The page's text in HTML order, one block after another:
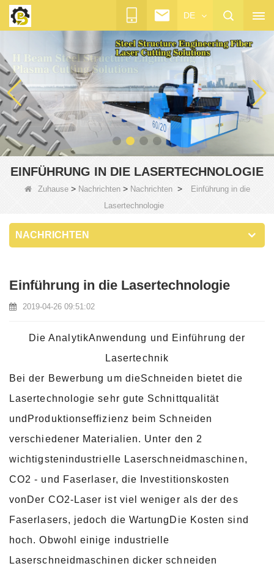
DE
EINFÜHRUNG IN DIE LASERTECHNOLOGIE
Zuhause> Nachrichten> Nachrichten>
Einführung in die
Lasertechnologie
NACHRICHTEN
Einführung in die Lasertechnologie
2019-04-26 09:51:02
Die AnalytikAnwendung und Einführung der
Lasertechnik
Bei der Bewerbung um dieSchneiden bietet die
Lasertechnologie sehr gute Schnittqualität
undProduktionseffizienz beim Schneiden
verschiedener Materialien. Unter den 2
wichtigstenindustrielle Laserschneidmaschinen,
CO2 - und Faserlaser, die Investitionskosten
vonDer CO2-Laser ist viel weniger als der des
Faserlasers, jedoch die WartungDie Kosten sind
hoch. Obwohl einige industrielle
Laserschneidmaschinen dicker schneiden